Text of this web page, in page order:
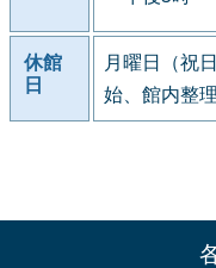
休館
日
月曜日（祝
始、館内整